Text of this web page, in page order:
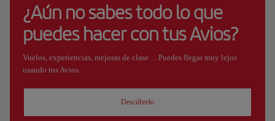
¿Aún no sabes todo lo que
puedes hacer con tus Avios?
Vuelos, experiencias, mejoras de clase… Puedes llegar muy lejos
usando tus Avios.
Descúbrelo